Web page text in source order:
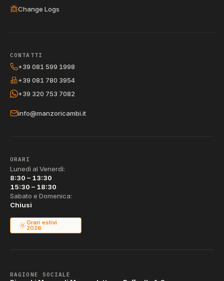
Change Logs
CONTATTI
+39 081 599 1998
+39 081 780 3954
+39 320 753 7082
info@manzoricambi.it
ORARI
Lunedì al Venerdì:
8:30 – 13:30
15:30 – 18:30
Sabato e Domenica:
Chiusi
Orari estivi
2026
RAGIONE SOCIALE